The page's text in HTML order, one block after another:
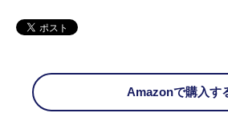
Amazonで購入す